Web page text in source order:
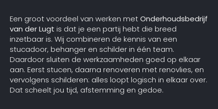
Een groot voordeel van werken metOnderhoudsbedrijf
van der Lugt is dat je een partij hebt die breed
inzetbaar is. Wij combineren de kennis van een
stucadoor, behanger en schilder in één team.
Daardoor sluiten de werkzaamheden goed op elkaar
aan. Eerst stucen, daarna renoveren met renovlies, en
vervolgens schilderen: alles loopt logisch in elkaar over.
Dat scheelt jou tijd, afstemming en gedoe.